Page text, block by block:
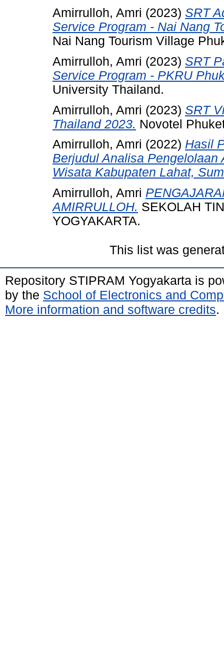
Amirrulloh, Amri (2023) SRT
Service Program - Nai Nang
Nai Nang Tourism Village
Amirrulloh, Amri (2023) SRT
Service Program - PKRU
University Thailand.
Amirrulloh, Amri (2023) SRT
Thailand 2023. Novotel
Amirrulloh, Amri (2022) Hasil
Berjudul Analisa Pengelolaan
Wisata Kabupaten Lahat,
Amirrulloh, Amri
AMIRRULLOH. SEKOLAH
YOGYAKARTA.
This list was
Repository STIPRAM Yogyakarta is
by the School of Electronics and
More information and software credits.